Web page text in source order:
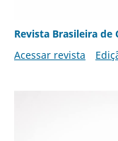
Revista Brasileira de
Acessar revista